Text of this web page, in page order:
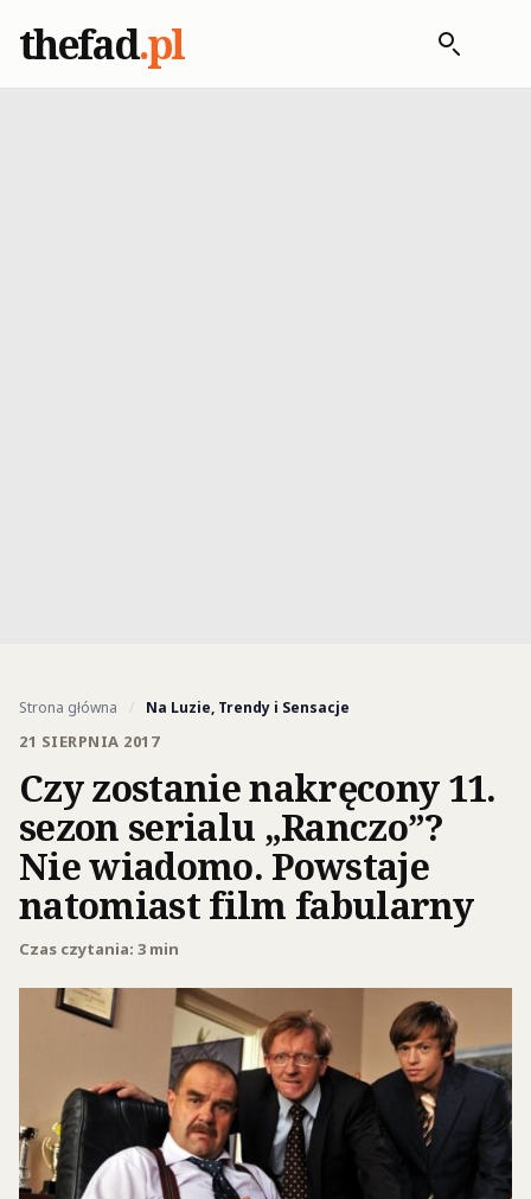
thefad.pl
Strona główna / Na Luzie, Trendy i Sensacje
21 SIERPNIA 2017
Czy zostanie nakręcony 11.
sezon serialu „Ranczo”?
Nie wiadomo. Powstaje
natomiast film fabularny
Czas czytania: 3 min